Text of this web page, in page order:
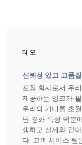
테오
신뢰성 있고 고품
포장 회사로서 우
제공하는 잉크가
우리의 기대를 초
난 경화 특성 덕분
생하고 실제와 같
다. 고객 서비스 팀